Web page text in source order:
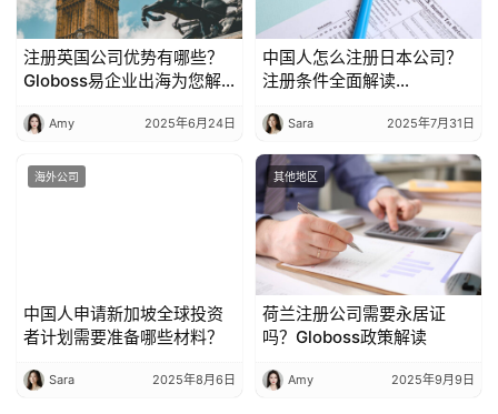
注册英国公司优势有哪些？
Globoss易企业出海为您解
Amy 2025年6月24日
中国人怎么注册日本公司？
注册条件全面解读
Sara 2025年7月31日
海外公司
中国人申请新加坡全球投资
者计划需要准备哪些材料？
Sara 2025年8月6日
其他地区
荷兰注册公司需要永居证
吗？Globoss政策解读
Amy 2025年9月9日